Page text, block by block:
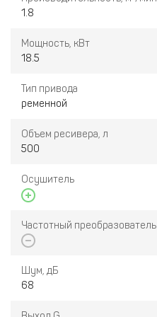
1.8
Мощность, кВт
18.5
Тип привода
ременной
Объем ресивера, л
500
Осушитель
Частотный преобразователь
Шум, дБ
68